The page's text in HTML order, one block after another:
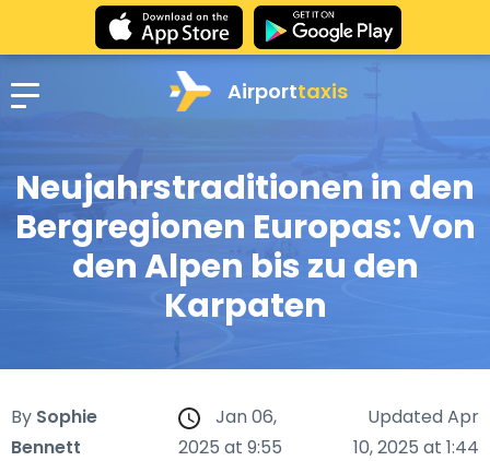
Airporttaxis
Neujahrstraditionen in den
Bergregionen Europas: Von
den Alpen bis zu den
Karpaten
By Sophie
Bennett
Jan 06,
2025 at 9:55
Updated Apr
10, 2025 at 1:44